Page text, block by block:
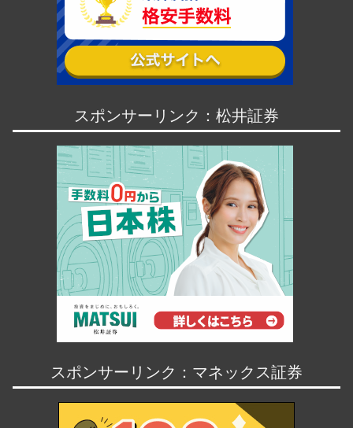
スポンサーリンク：松井証券
スポンサーリンク：マネックス証券